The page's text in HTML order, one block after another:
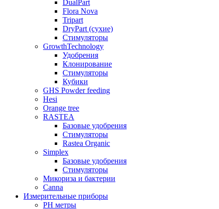
DualPart
Flora Nova
Tripart
DryPart (сухие)
Стимуляторы
GrowthTechnology
Удобрения
Клонирование
Стимуляторы
Кубики
GHS Powder feeding
Hesi
Orange tree
RASTEA
Базовые удобрения
Стимуляторы
Rastea Organic
Simplex
Базовые удобрения
Стимуляторы
Микориза и бактерии
Canna
Измерительные приборы
PH метры